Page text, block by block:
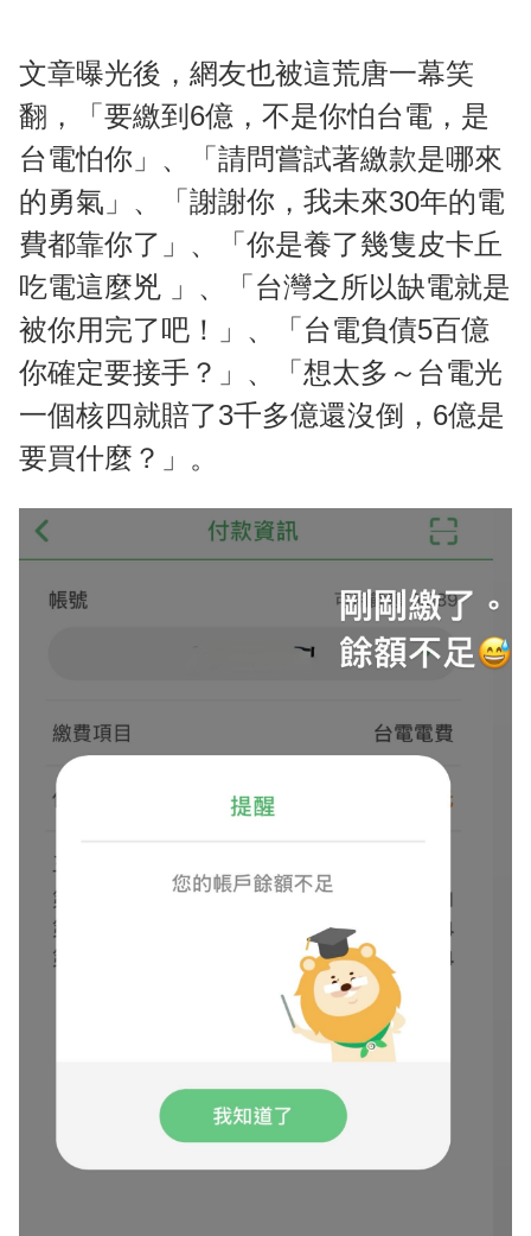
文章曝光後，網友也被這荒唐一幕笑
翻，「要繳到6億，不是你怕台電，是
台電怕你」、「請問嘗試著繳款是哪來
的勇氣」、「謝謝你，我未來30年的電
費都靠你了」、「你是養了幾隻皮卡丘
吃電這麼兇 」、「台灣之所以缺電就是
被你用完了吧！」、「台電負債5百億
你確定要接手？」、「想太多～台電光
一個核四就賠了3千多億還沒倒，6億是
要買什麼？」。